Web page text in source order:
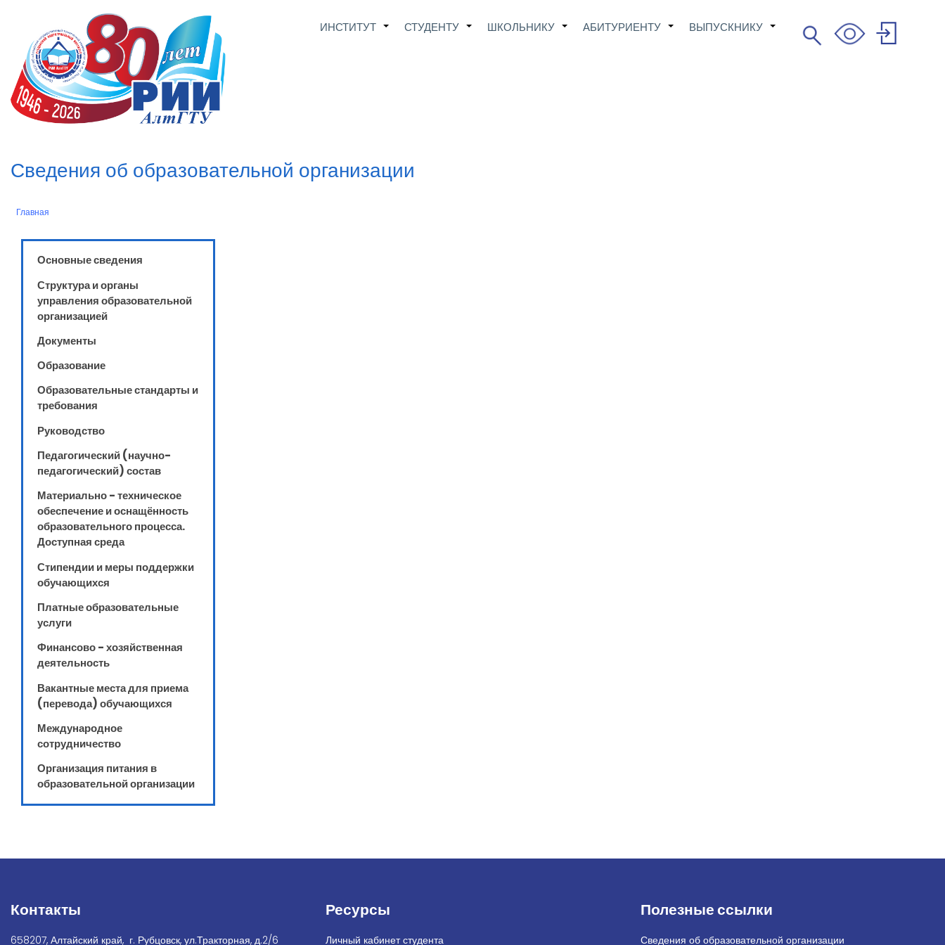
основному
содержанию
Main
+
ИНСТИТУТ +
СТУДЕНТУ +
ШКОЛЬНИКУ +
АБИТУРИЕНТУ +
ВЫПУСКНИКУ Search
Поиск
User
Сведения об образовательной организации
Строка
Главная
Основные сведения
Структура и органы
управления образовательной
организацией
Документы
Образование
Образовательные стандарты и
требования
Руководство
Педагогический (научно-
педагогический) состав
Материально - техническое
обеспечение и оснащённость
образовательного процесса.
Доступная среда
Стипендии и меры поддержки
обучающихся
Платные образовательные
услуги
Финансово - хозяйственная
деятельность
Вакантные места для приема
(перевода) обучающихся
Международное
сотрудничество
Организация питания в
образовательной организации
Контакты
658207, Алтайский край, г. Рубцовск, ул.Тракторная, д.2/6
Ресурсы
Личный кабинет студента
Полезные ссылки
Сведения об образовательной организации